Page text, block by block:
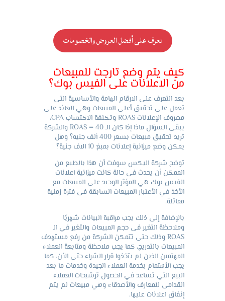
تعرف على أفضل العروض والخصومات
كيف يتم وضع تارجت للمبيعات
من الاعلانات على الفيس بوك؟
بعد التعرف على الارقام الهامة والأساسية التي
تعمل على تحقيق أعلى المبيعات وهي العائد على
مصروف الإعلانات ROAS وتكلفة الاكتساب CPA،
يبقى السؤال ماذا إذا كان الـ ROAS = 40 والشركة
تريد تحقيق مبيعات بسعر 400 ألف جنيه؟ وهل
يمكن وضع ميزانية إعلانات بمبغ 10 الاف جنية؟
توضح شركة اليكس سوفت أن هذا بالطبع من
الممكن أن يحدث في حالة كانت ميزانية اعلانات
الفيس بوك هي المؤثر الوحيد على المبيعات مع
الأخذ في الأعتبار المبيعات السابقة فى فترة زمنية
مماثلة.
بالإضافة إلى ذلك يجب مراقبة البيانات شهريًا
وملاحظة التغير فى حجم المبيعات والتغير في الـ
ROAS وذلك حتى تتمكن الشركة من رفع مستهدف
المبيعات بالتدريج، كما يجب ملاحظة ومتابعة العملاء
المهتمين الذين لم يتخذوا قرار الشراء حتى الأن، كما
يجب الأهتمام بخدمة العملاء الجيدة وخدمات ما بعد
البيع التي تساعد في الحصول ترشيحات العملاء
القدامى للمعارف والأصدقاء وهي مبيعات لم يتم
إنفاق اعلانات عليها.